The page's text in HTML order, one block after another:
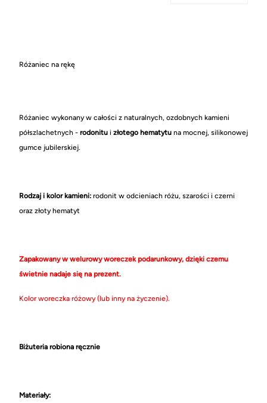
Różaniec na rękę
Różaniec wykonany w całości z naturalnych, ozdobnych kamieni
półszlachetnych - rodonitu i złotego hematytu na mocnej, silikonowej
gumce jubilerskiej.
Rodzaj i kolor kamieni: rodonit w odcieniach różu, szarości i czerni
oraz złoty hematyt
Zapakowany w welurowy woreczek podarunkowy, dzięki czemu
świetnie nadaje się na prezent.
Kolor woreczka różowy (lub inny na życzenie).
Biżuteria robiona ręcznie
Materiały: